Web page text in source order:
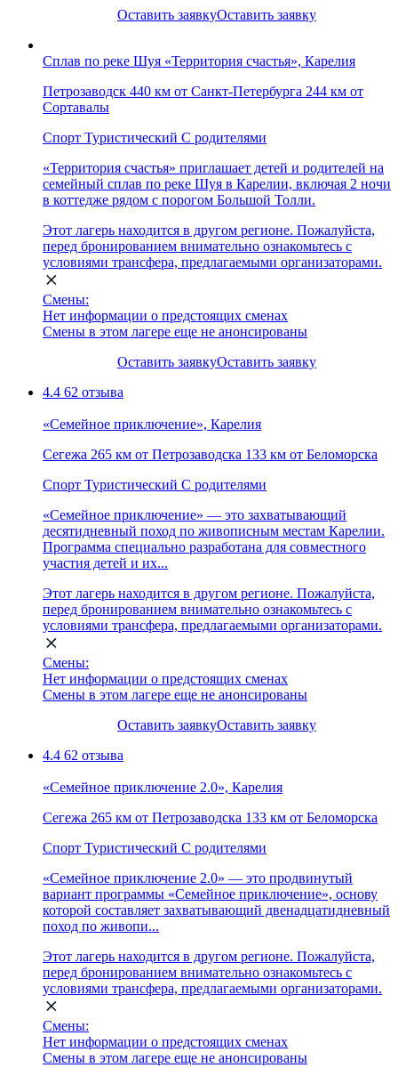
Оставить заявкуОставить заявку
Сплав по реке Шуя «Территория счастья», Карелия
Петрозаводск 440 км от Санкт-Петербурга 244 км от
Сортавалы
Спорт Туристический С родителями
«Территория счастья» приглашает детей и родителей на
семейный сплав по реке Шуя в Карелии, включая 2 ночи
в коттедже рядом с порогом Большой Толли.
Этот лагерь находится в другом регионе. Пожалуйста,
перед бронированием внимательно ознакомьтесь с
условиями трансфера, предлагаемыми организаторами.
Смены:
Нет информации о предстоящих сменах
Смены в этом лагере еще не анонсированы
Оставить заявкуОставить заявку
4.4 62 отзыва
«Семейное приключение», Карелия
Сегежа 265 км от Петрозаводска 133 км от Беломорска
Спорт Туристический С родителями
«Семейное приключение» — это захватывающий
десятидневный поход по живописным местам Карелии.
Программа специально разработана для совместного
участия детей и их...
Этот лагерь находится в другом регионе. Пожалуйста,
перед бронированием внимательно ознакомьтесь с
условиями трансфера, предлагаемыми организаторами.
Смены:
Нет информации о предстоящих сменах
Смены в этом лагере еще не анонсированы
Оставить заявкуОставить заявку
4.4 62 отзыва
«Семейное приключение 2.0», Карелия
Сегежа 265 км от Петрозаводска 133 км от Беломорска
Спорт Туристический С родителями
«Семейное приключение 2.0» — это продвинутый
вариант программы «Семейное приключение», основу
которой составляет захватывающий двенадцатидневный
поход по живопи...
Этот лагерь находится в другом регионе. Пожалуйста,
перед бронированием внимательно ознакомьтесь с
условиями трансфера, предлагаемыми организаторами.
Смены:
Нет информации о предстоящих сменах
Смены в этом лагере еще не анонсированы